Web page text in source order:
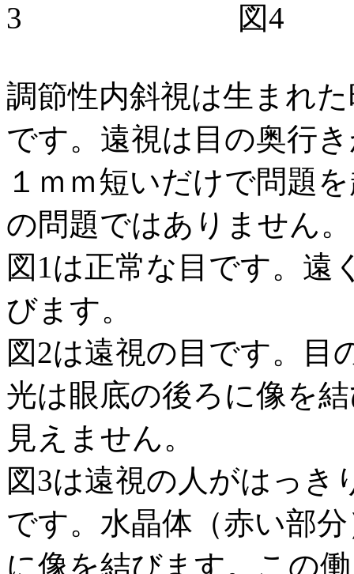
3 図4
調節性内斜視は生まれ
です。遠視は目の奥行
１ｍｍ短いだけで問題
の問題ではありません。
図 1は正常な目です。遠
びます。
図2は遠視の目です。目
光は眼底の後ろに像を
見えません。
図3は遠視の人がはっき
です。水晶体（赤い部
に像を結びます。この